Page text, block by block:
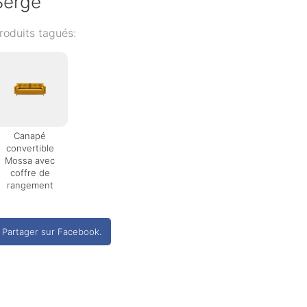
tagués:
Canapé
convertible
Mossa avec
coffre de
rangement
Partager sur Facebook.